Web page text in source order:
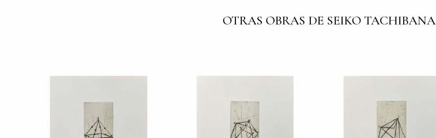
OTRAS OBRAS DE SEIKO TACHIBANA